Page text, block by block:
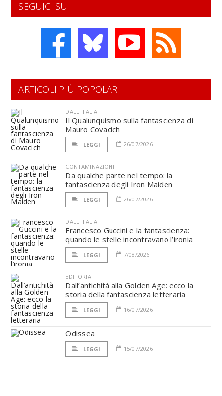
SEGUICI SU
ARTICOLI PIÙ POPOLARI
DALL'ITALIA
Il Qualunquismo sulla fantascienza di
Mauro Covacich
LEGGI 26/07/2026
CONTAMINAZIONI
Da qualche parte nel tempo: la
fantascienza degli Iron Maiden
LEGGI 26/07/2026
DALL'ITALIA
Francesco Guccini e la fantascienza:
quando le stelle incontravano l’ironia
LEGGI 7/08/2026
EDITORIA
Dall’antichità alla Golden Age: ecco la
storia della fantascienza letteraria
LEGGI 16/07/2026
Odissea
LEGGI 15/07/2026